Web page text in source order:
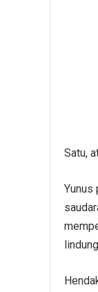
Satu,
Yunus